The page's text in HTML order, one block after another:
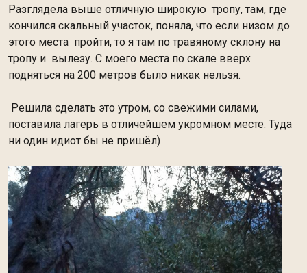
Разглядела выше отличную широкую тропу, там, где
кончился скальный участок, поняла, что если низом до
этого места пройти, то я там по травяному склону на
тропу и вылезу. С моего места по скале вверх
подняться на 200 метров было никак нельзя.
Решила сделать это утром, со свежими силами,
поставила лагерь в отличейшем укромном месте. Туда
ни один идиот бы не пришёл)